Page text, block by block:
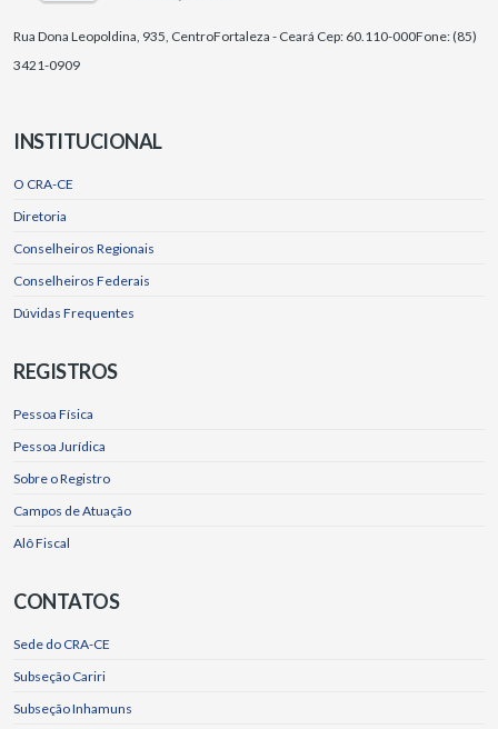
Rua Dona Leopoldina, 935, CentroFortaleza - Ceará Cep: 60.110-000Fone: (85)
3421-0909
INSTITUCIONAL
O CRA-CE
Diretoria
Conselheiros Regionais
Conselheiros Federais
Dúvidas Frequentes
REGISTROS
Pessoa Física
Pessoa Jurídica
Sobre o Registro
Campos de Atuação
Alô Fiscal
CONTATOS
Sede do CRA-CE
Subseção Cariri
Subseção Inhamuns